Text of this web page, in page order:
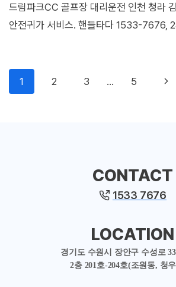
드림파크CC 골프장 대리운전 인천 청라
안전귀가 서비스. 핸들타다 1533-7676,
Page
1 2 3 … 5
CONTACT
1533 7676
LOCATION
경기도 수원시 장안구 수성로
2층 201호-204호(조원동, 청